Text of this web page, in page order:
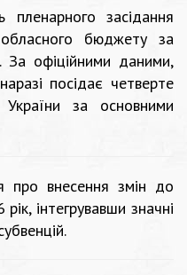
засідання
бюджету за
офіційними даними,
посідає четверте
України за основними
про внесення змін до
інтегрувавши значні